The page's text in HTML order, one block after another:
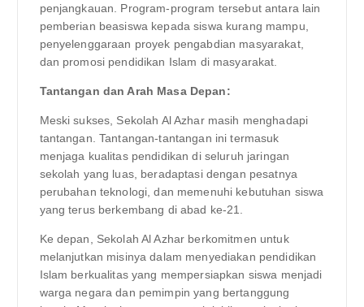
penjangkauan. Program-program tersebut antara lain
pemberian beasiswa kepada siswa kurang mampu,
penyelenggaraan proyek pengabdian masyarakat,
dan promosi pendidikan Islam di masyarakat.
Tantangan dan Arah Masa Depan:
Meski sukses, Sekolah Al Azhar masih menghadapi
tantangan. Tantangan-tantangan ini termasuk
menjaga kualitas pendidikan di seluruh jaringan
sekolah yang luas, beradaptasi dengan pesatnya
perubahan teknologi, dan memenuhi kebutuhan siswa
yang terus berkembang di abad ke-21.
Ke depan, Sekolah Al Azhar berkomitmen untuk
melanjutkan misinya dalam menyediakan pendidikan
Islam berkualitas yang mempersiapkan siswa menjadi
warga negara dan pemimpin yang bertanggung